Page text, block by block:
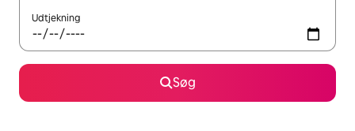
Udtjekning
Søg